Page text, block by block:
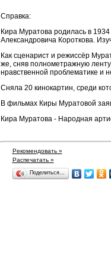
Справка:
Кира Муратова родилась в
Александровича Короткова.
Как сценарист и режиссёр
же, сняв полнометражную
нравственной проблематике и
Сняла 20 кинокартин, среди
В фильмах Киры Муратовой
Кира Муратова - Народная
Рекомендовать »
Распечатать »
Поделиться…